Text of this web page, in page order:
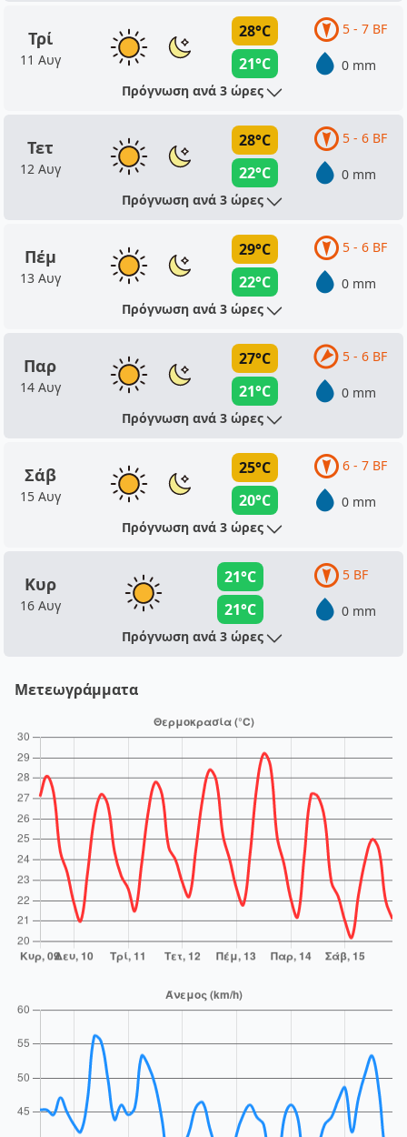
Τρί
11 Αυγ
28°C
21°C
5 - 7 BF
0 mm
Πρόγνωση ανά 3 ώρες
Τετ
12 Αυγ
28°C
22°C
5 - 6 BF
0 mm
Πρόγνωση ανά 3 ώρες
Πέμ
13 Αυγ
29°C
22°C
5 - 6 BF
0 mm
Πρόγνωση ανά 3 ώρες
Παρ
14 Αυγ
27°C
21°C
5 - 6 BF
0 mm
Πρόγνωση ανά 3 ώρες
Σάβ
15 Αυγ
25°C
20°C
6 - 7 BF
0 mm
Πρόγνωση ανά 3 ώρες
Κυρ
16 Αυγ
21°C
21°C
5 BF
0 mm
Πρόγνωση ανά 3 ώρες
Μετεωγράμματα